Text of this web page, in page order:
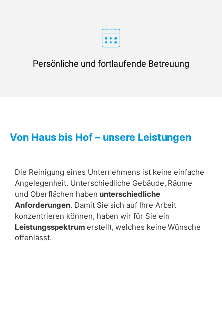
.
Persönliche und fortlaufende Betreuung
.
Von Haus bis Hof – unsere Leistungen
Die Reinigung eines Unternehmens ist keine einfache
Angelegenheit. Unterschiedliche Gebäude, Räume
und Oberflächen haben unterschiedliche
Anforderungen. Damit Sie sich auf Ihre Arbeit
konzentrieren können, haben wir für Sie ein
Leistungsspektrum erstellt, welches keine Wünsche
offenlässt.